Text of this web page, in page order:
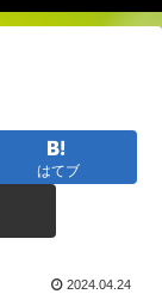
はてブ
2024.04.24